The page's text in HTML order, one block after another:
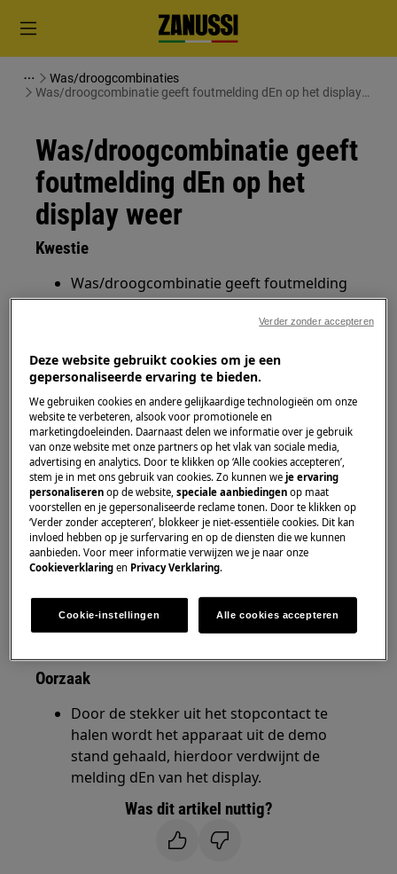
Was/droogcombinaties
Was/droogcombinatie geeft foutmelding dEn op het display
Was/droogcombinatie geeft
foutmelding dEn op het
display weer
Kwestie
Was/droogcombinatie geeft foutmelding
dEn op het display weer.
Heeft betrekking op
Was/droogcombinatie
Oplossing
Haal de stekker uit het stopcontact , wacht
30 seconden en steek de stekker weer in
het stopcontact.
Neem contact op met onze servicedienst
voor een afspraak.
probleem niet hebben opgelost, adviseren wij
een bezoek van een technicus aan. te vragen.
Oorzaak
Door de stekker uit het stopcontact te
halen wordt het apparaat uit de demo
stand gehaald, hierdoor verdwijnt de
melding dEn van het display.
Was dit artikel nuttig?
Deze website gebruikt cookies om je een
gepersonaliseerde ervaring te bieden.
We gebruiken cookies en andere gelijkaardige technologieën om onze
website te verbeteren, alsook voor promotionele en
marketingdoeleinden. Daarnaast delen we informatie over je gebruik
van onze website met onze partners op het vlak van sociale media,
advertising en analytics. Door te klikken op ‘Alle cookies accepteren’,
stem je in met ons gebruik van cookies. Zo kunnen weje ervaring
personaliseren op de website,speciale aanbiedingen op maat
voorstellen en je gepersonaliseerde reclame tonen. Door te klikken op
‘Verder zonder accepteren’, blokkeer je niet-essentiële cookies. Dit kan
invloed hebben op je surfervaring en op de diensten die we kunnen
aanbieden. Voor meer informatie verwijzen we je naar onze
Cookieverklaring en Privacy Verklaring.
Cookie-instellingen Alle cookies accepteren
Verder zonder accepteren